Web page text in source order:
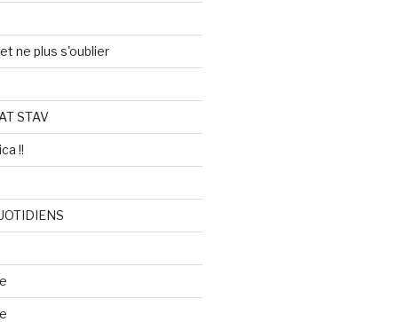
ne plus s'oublier
STAV
!!